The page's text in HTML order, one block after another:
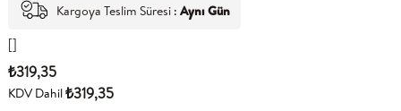
Kargoya Teslim Süresi : Aynı Gün
[]
₺319,35
KDV Dahil₺319,35